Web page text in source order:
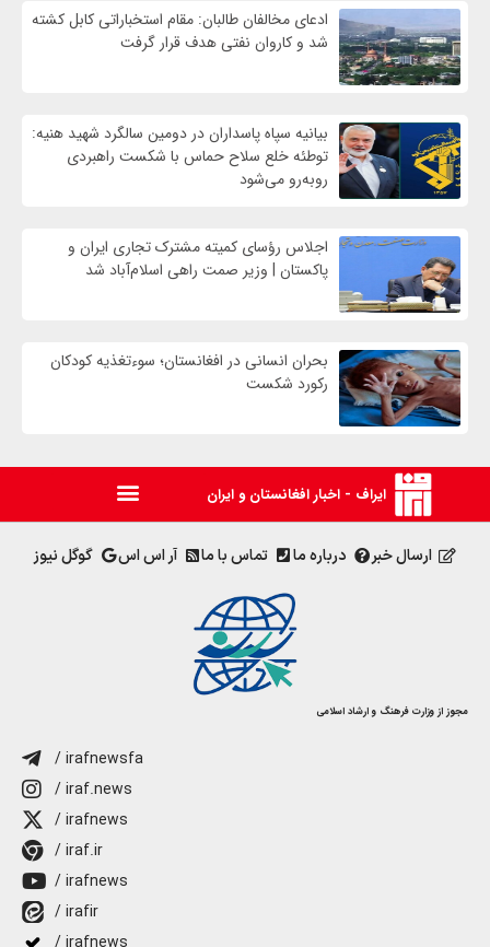
ادعای مخالفان طالبان: مقام استخباراتی کابل کشته
شد و کاروان نفتی هدف قرار گرفت
بیانیه سپاه پاسداران در دومین سالگرد شهید هنیه:
توطئه خلع سلاح حماس با شکست راهبردی
روبه‌رو می‌شود
اجلاس رؤسای کمیته مشترک تجاری ایران و
پاکستان | وزیر صمت راهی اسلام‌آباد شد
بحران انسانی در افغانستان؛ سوءتغذیه کودکان
رکورد شکست
ایراف - اخبار افغانستان و ایران
ارسال خبر درباره ما تماس با ما آر اس اس گوگل نیوز
مجوز از وزارت فرهنگ و ارشاد اسلامی
/ irafnewsfa
/ iraf.news
/ irafnews
/ iraf.ir
/ irafnews
/ irafir